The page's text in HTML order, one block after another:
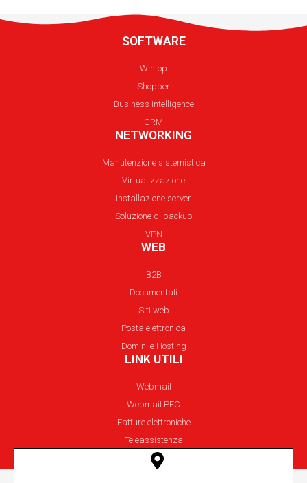
SOFTWARE
Wintop
Shopper
Business Intelligence
CRM
NETWORKING
Manutenzione sistemistica
Virtualizzazione
Installazione server
Soluzione di backup
VPN
WEB
B2B
Documentali
Siti web
Posta elettronica
Domini e Hosting
LINK UTILI
Webmail
Webmail PEC
Fatture elettroniche
Teleassistenza